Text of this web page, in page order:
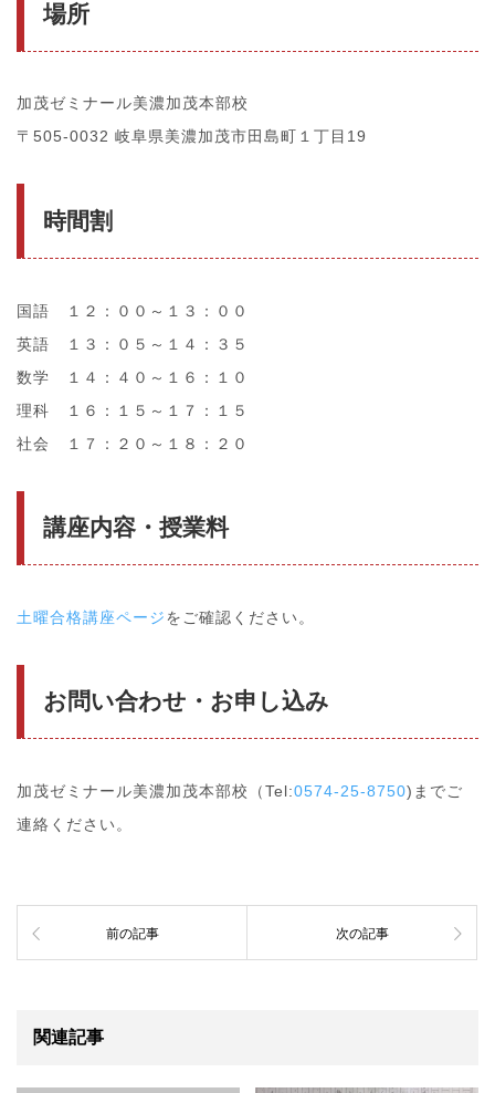
場所
加茂ゼミナール美濃加茂本部校
〒505-0032 岐阜県美濃加茂市田島町１丁目19
時間割
国語 １２：００～１３：００
英語 １３：０５～１４：３５
数学 １４：４０～１６：１０
理科 １６：１５～１７：１５
社会 １７：２０～１８：２０
講座内容・授業料
土曜合格講座ページをご確認ください。
お問い合わせ・お申し込み
加茂ゼミナール美濃加茂本部校（Tel:0574-25-8750)までご
連絡ください。
前の記事 次の記事
関連記事